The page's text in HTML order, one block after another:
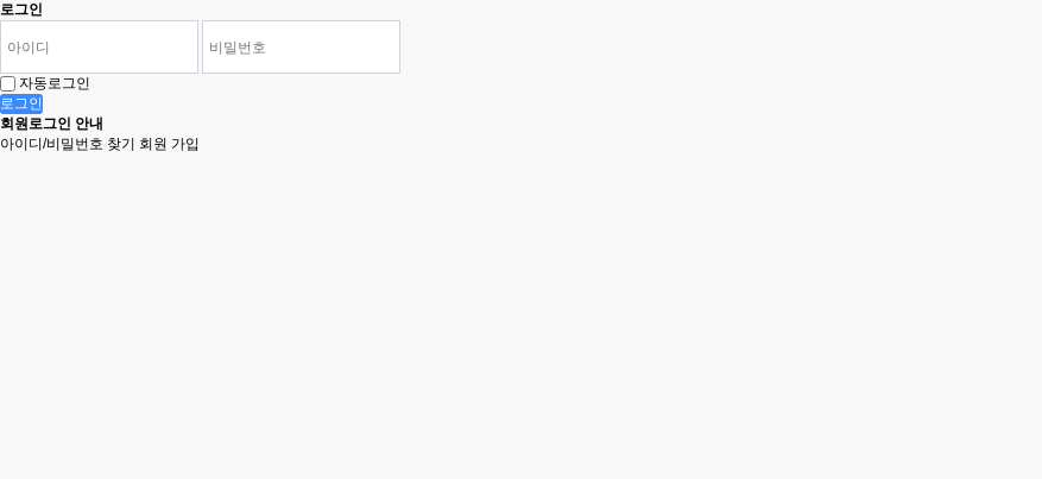
로그인
자동로그인
로그인
회원로그인 안내
아이디/비밀번호 찾기
회원 가입